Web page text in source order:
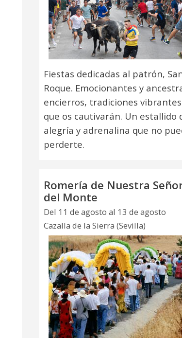
Fiestas dedicadas al patrón,
Roque. Emocionantes y
encierros, tradiciones vibrantes
que os cautivarán. Un estallido
alegría y adrenalina que no
perderte.
Romería de Nuestra
del Monte
Del 11 de agosto al 13 de agosto
Cazalla de la Sierra (Sevilla)